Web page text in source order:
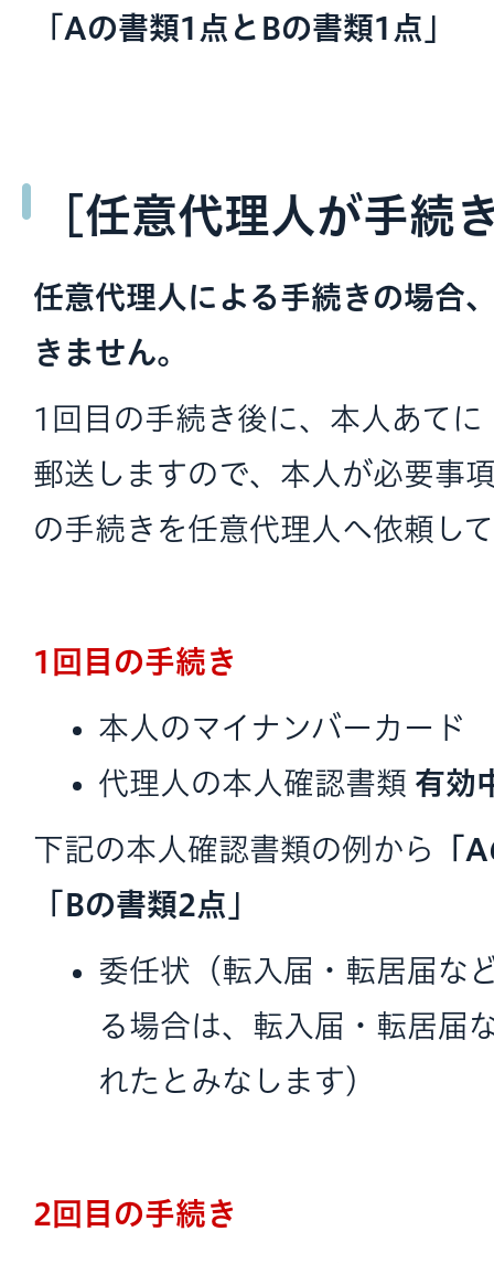
「Aの書類1点とBの書類1点」
［任意代理人が手続
任意代理人による手続きの場合
きません。
1回目の手続き後に、本人あて
郵送しますので、本人が必要事
の手続きを任意代理人へ依頼し
1回目の手続き
本人のマイナンバーカード
代理人の本人確認書類 有効
下記の本人確認書類の例から
「
「Bの書類2点」
委任状（転入届・転居届な
る場合は、転入届・転居届
れたとみなします）
2回目の手続き